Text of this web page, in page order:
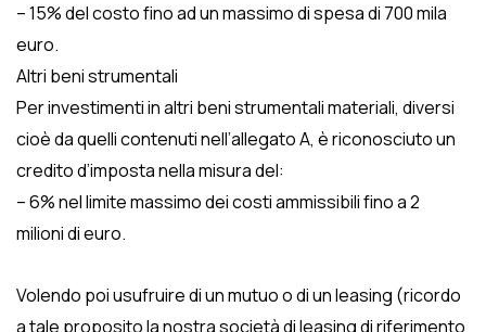
– 15% del costo fino ad un massimo di spesa di 700 mila
euro.
Altri beni strumentali
Per investimenti in altri beni strumentali materiali, diversi
cioè da quelli contenuti nell’allegato A, è riconosciuto un
credito d’imposta nella misura del:
– 6% nel limite massimo dei costi ammissibili fino a 2
milioni di euro.
Volendo poi usufruire di un mutuo o di un leasing (ricordo
a tale proposito la nostra società di leasing di riferimento